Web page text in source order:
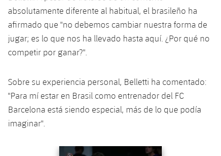
absolutamente diferente al habitual, el brasileño ha
afirmado que "no debemos cambiar nuestra forma de
jugar; es lo que nos ha llevado hasta aquí. ¿Por qué no
competir por ganar?".
Sobre su experiencia personal, Belletti ha comentado:
"Para mí estar en Brasil como entrenador del FC
Barcelona está siendo especial, más de lo que podía
imaginar".
label.aria.chevronleft